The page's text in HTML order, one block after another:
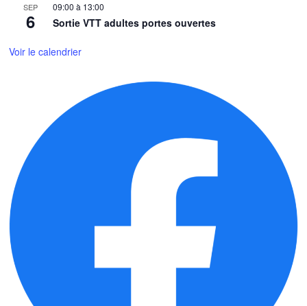
SEP
6
09:00 à 13:00
Sortie VTT adultes portes ouvertes
Voir le calendrier